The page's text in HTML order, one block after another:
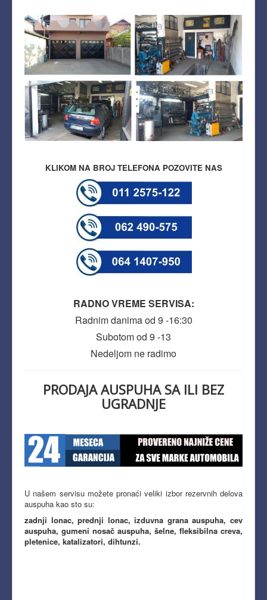
KLIKOM NA BROJ TELEFONA POZOVITE NAS
RADNO VREME SERVISA:
Radnim danima od 9 -16:30
Subotom od 9 -13
Nedeljom ne radimo
PRODAJA AUSPUHA SA ILI BEZ
UGRADNJE
U našem servisu možete pronaći veliki izbor rezervnih delova
auspuha kao sto su:
zadnji lonac, prednji lonac, izduvna grana auspuha, cev
auspuha, gumeni nosač auspuha, šelne, fleksibilna creva,
pletenice, katalizatori, dihtunzi.